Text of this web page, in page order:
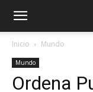
Inicio Mundo
Mundo
Ordena